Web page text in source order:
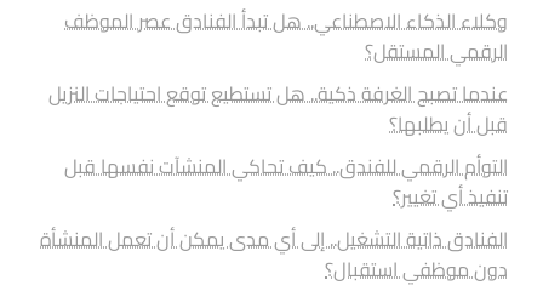
وكلاء الذكاء الاصطناعي.. هل تبدأ الفنادق عصر الموظف
الرقمي المستقل؟
عندما تصبح الغرفة ذكية.. هل تستطيع توقع احتياجات النزيل
قبل أن يطلبها؟
التوأم الرقمي للفندق.. كيف تحاكي المنشآت نفسها قبل
تنفيذ أي تغيير؟
الفنادق ذاتية التشغيل.. إلى أي مدى يمكن أن تعمل المنشأة
دون موظفي استقبال؟